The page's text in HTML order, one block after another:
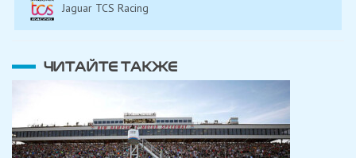
Jaguar TCS Racing
ЧИТАЙТЕ ТАКЖЕ